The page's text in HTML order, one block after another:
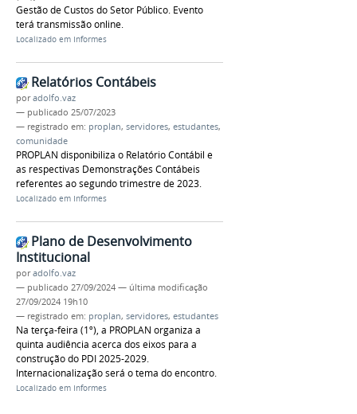
Gestão de Custos do Setor Público. Evento
terá transmissão online.
Localizado em Informes
Relatórios Contábeis
poradolfo.vaz
— publicado 25/07/2023
— registrado em: proplan, servidores, estudantes,
comunidade
PROPLAN disponibiliza o Relatório Contábil e
as respectivas Demonstrações Contábeis
referentes ao segundo trimestre de 2023.
Localizado em Informes
Plano de Desenvolvimento
Institucional
poradolfo.vaz
— publicado 27/09/2024 — última modificação
27/09/2024 19h10
— registrado em: proplan, servidores, estudantes
Na terça-feira (1º), a PROPLAN organiza a
quinta audiência acerca dos eixos para a
construção do PDI 2025-2029.
Internacionalização será o tema do encontro.
Localizado em Informes